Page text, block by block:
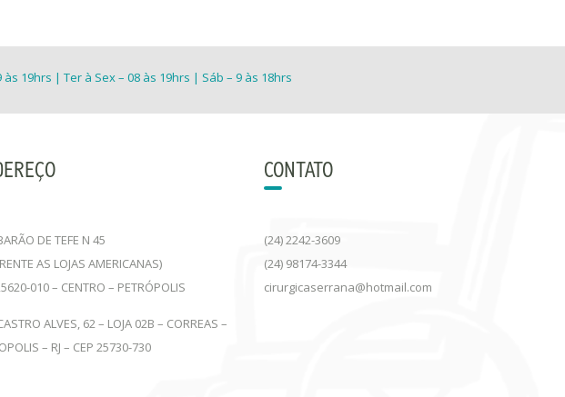
às 19hrs | Ter à Sex – 08 às 19hrs | Sáb – 9 às 18hrs
DE TEFE N 45
AS LOJAS AMERICANAS)
010 – CENTRO – PETRÓPOLIS
ALVES, 62 – LOJA 02B – CORREAS –
– RJ – CEP 25730-730
CONTATO
(24) 2242-3609
(24) 98174-3344
cirurgicaserrana@hotmail.com